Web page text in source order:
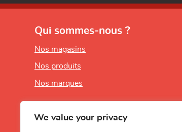
We value your privacy
Qui sommes-nous ?
Nos magasins
Nos produits
Nos marques